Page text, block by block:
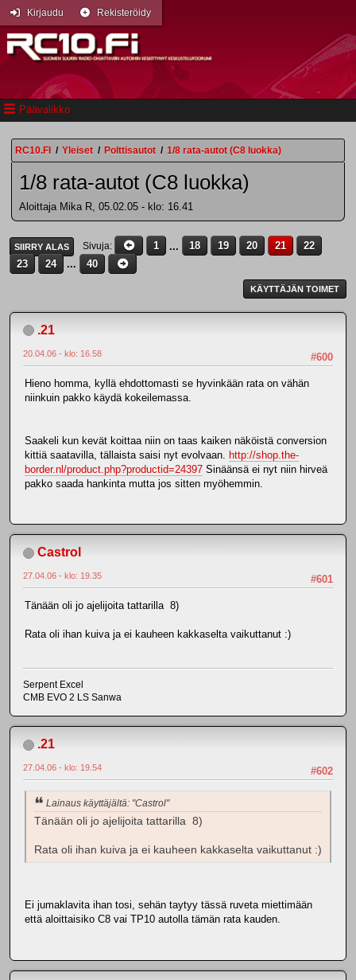
Päävalikko
Kirjaudu Rekisteröidy
RC10.FI / Yleiset / Polttisautot / 1/8 rata-autot (C8 luokka)
1/8 rata-autot (C8 luokka)
Aloittaja Mika R, 05.02.05 - klo: 16.41
SIIRRY ALAS Sivuja 1 ... 18 19 20 21
22
23
24 ... 40
KÄYTTÄJÄN TOIMET
.21
#600
20.04.06 - klo: 16.58
Hieno homma, kyllä ehdottomasti se hyvinkään rata on vähän
niinkuin pakko käydä kokeilemassa.
Saakeli kun kevät koittaa niin on taas kaiken näköistä conversion
kittiä saatavilla, tällaista saisi nyt evolvaan.
http://shop.the-
border.nl/product.php?productid=24397 Sinäänsä ei nyt niin hirveä
pakko saada hankinta mutta jos sitten myöhemmin.
Castrol
#601
27.04.06 - klo: 19.35
Tänään oli jo ajelijoita tattarilla 8)
Rata oli ihan kuiva ja ei kauheen kakkaselta vaikuttanut :)
Serpent Excel
CMB EVO 2 LS Sanwa
.21
#602
27.04.06 - klo: 19.54
Lainaus käyttäjältä: "Castrol"
Tänään oli jo ajelijoita tattarilla 8)
Rata oli ihan kuiva ja ei kauheen kakkaselta vaikuttanut :)
Ei jumaklavita ihan tosi, sehän taytyy tässä ruveta miettimään
että aloittaisiko C8 vai TP10 autolla tämän rata kauden.